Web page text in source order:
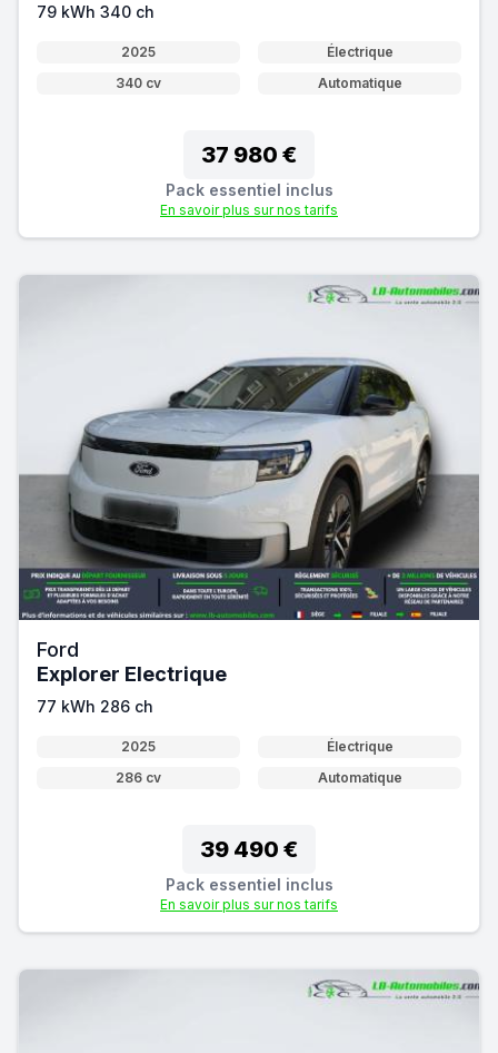
79 kWh 340 ch
2025
Électrique
340 cv
Automatique
37 980 €
Pack essentiel inclus
En savoir plus sur nos tarifs
Ford
Explorer Electrique
77 kWh 286 ch
2025
Électrique
286 cv
Automatique
39 490 €
Pack essentiel inclus
En savoir plus sur nos tarifs